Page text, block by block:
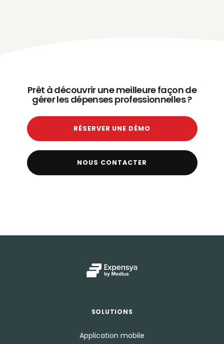
Prêt à découvrir une meilleure façon de
gérer les dépenses professionnelles ?
RÉSERVER UNE DÉMO
NOUS CONTACTER
SOLUTIONS
Application mobile